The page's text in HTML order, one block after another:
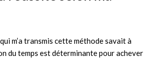
m’a transmis cette méthode savait à
du temps est déterminante pour achever